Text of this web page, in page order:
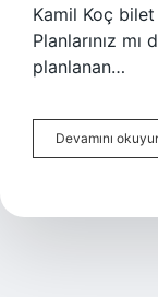
Kamil Koç
Planlarınız
planlanan…
Devamını